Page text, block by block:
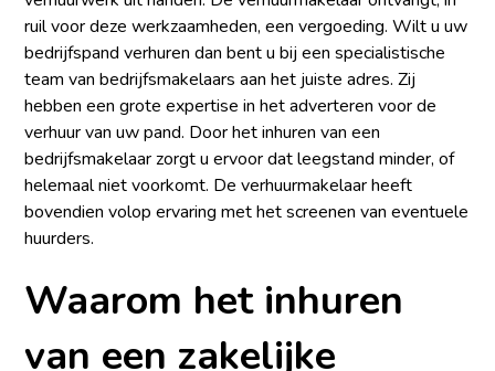
ruil voor deze werkzaamheden, een vergoeding. Wilt u uw
bedrijfspand verhuren dan bent u bij een specialistische
team van bedrijfsmakelaars aan het juiste adres. Zij
hebben een grote expertise in het adverteren voor de
verhuur van uw pand. Door het inhuren van een
bedrijfsmakelaar zorgt u ervoor dat leegstand minder, of
helemaal niet voorkomt. De verhuurmakelaar heeft
bovendien volop ervaring met het screenen van eventuele
huurders.
Waarom het inhuren
van een zakelijke